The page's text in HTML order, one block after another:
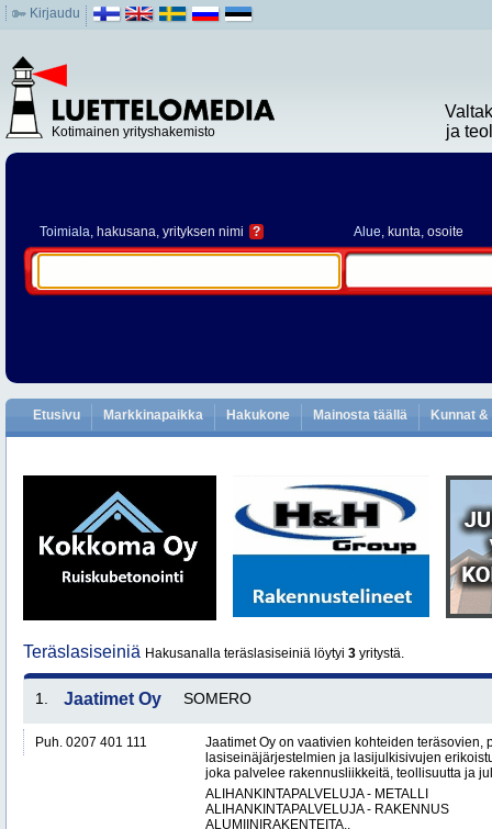
Kirjaudu
Kotimainen yrityshakemisto
ja
Toimiala, hakusana, yrityksen nimi ? Alue, kunta, osoite
Etusivu Markkinapaikka Hakukone Mainosta täällä Kunnat
Teräslasiseiniä Hakusanalla teräslasiseiniä löytyi 3 yritystä.
1. Jaatimet Oy SOMERO
Puh. 0207 401 111
Jaatimet Oy on vaativien kohteiden teräsovien,
lasiseinäjärjestelmien ja lasijulkisivujen
joka palvelee rakennusliikkeitä, teollisuutta ja
ALIHANKINTAPALVELUJA - METALLI
ALIHANKINTAPALVELUJA - RAKENNUS
ALUMIINIRAKENTEITA..